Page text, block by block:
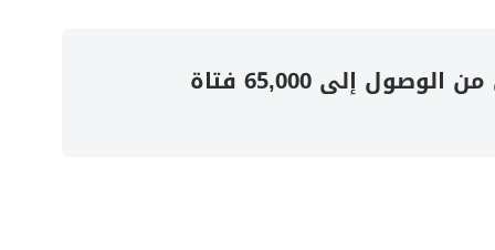
ركّز هذا البرنامج على تقديم التعليم عبر الإذاعة خلال جائحة كوفيد-19، وتمكّن من الوصول إلى 65,000 فتاة